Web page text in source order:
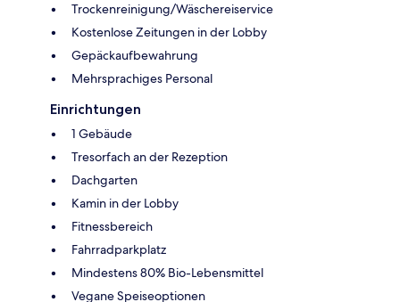
Trockenreinigung/Wäschereiservice
Kostenlose Zeitungen in der Lobby
Gepäckaufbewahrung
Mehrsprachiges Personal
Einrichtungen
1 Gebäude
Tresorfach an der Rezeption
Dachgarten
Kamin in der Lobby
Fitnessbereich
Fahrradparkplatz
Mindestens 80% Bio-Lebensmittel
Vegane Speiseoptionen